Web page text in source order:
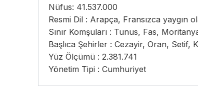
Nüfus: 41.537.000
Resmi Dil : Arapça, Fransızca yaygın
Sınır Komşuları : Tunus, Fas,
Başlıca Şehirler : Cezayir, Oran, Setif,
Yüz Ölçümü : 2.381.741
Yönetim Tipi : Cumhuriyet